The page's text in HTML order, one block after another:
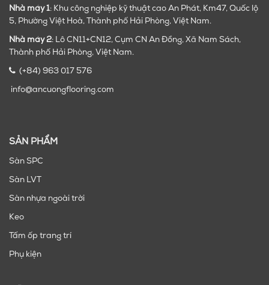
Nhà máy 1: Khu công nghiệp kỹ thuật cao An Phát, Km47, Quốc lộ
5, Phường Việt Hoà, Thành phố Hải Phòng, Việt Nam.
Nhà máy 2: Lô CN11+CN12, Cụm CN An Đồng, Xã Nam Sách,
Thành phố Hải Phòng, Việt Nam.
(+84) 963 017 576
info@ancuongflooring.com
SẢN PHẨM
Sàn SPC
Sàn LVT
Sàn nhựa ngoài trời
Keo
Tấm ốp trang trí
Phụ kiện